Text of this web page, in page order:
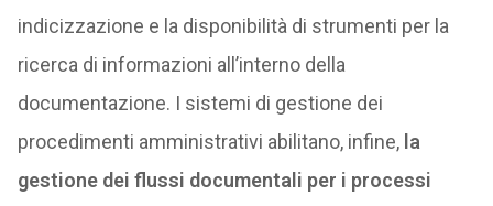
indicizzazione e la disponibilità di strumenti per la
ricerca di informazioni all’interno della
documentazione. I sistemi di gestione dei
procedimenti amministrativi abilitano, infine, la
gestione dei flussi documentali per i processi